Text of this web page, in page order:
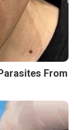
From